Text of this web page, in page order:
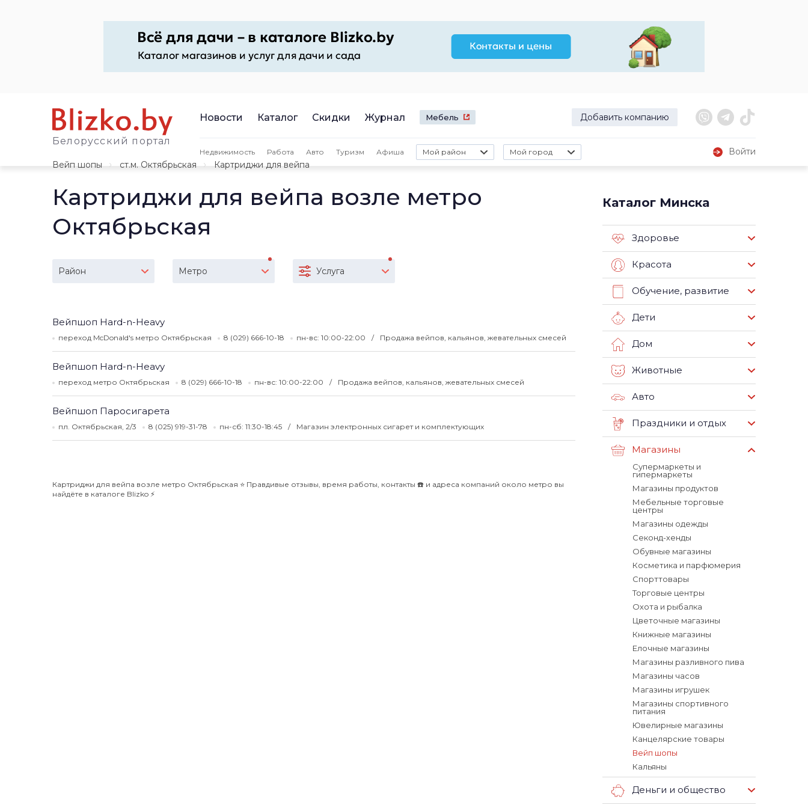
Белорусский портал
Новости Каталог Скидки Журнал Мебель Добавить компанию
Недвижимость Работа Авто Туризм Афиша Мой район Мой город
Войти
Вейп шопы
ст.м. Октябрьская Картриджи для вейпа
Картриджи для вейпа возле метро
Октябрьская
Район Метро Услуга
Вейпшоп Hard-n-Heavy
переход McDonald's метро Октябрьская 8 (029) 666-10-18 пн-вс: 10:00-22:00 Продажа вейпов, кальянов, жевательных смесей
Вейпшоп Hard-n-Heavy
переход метро Октябрьская 8 (029) 666-10-18 пн-вс: 10:00-22:00 Продажа вейпов, кальянов, жевательных смесей
Вейпшоп Паросигарета
пл. Октябрьская, 2/3 8 (025) 919-31-78 пн-сб: 11:30-18:45 Магазин электронных сигарет и комплектующих
Картриджи для вейпа возле метро Октябрьская ⭐️ Правдивые отзывы, время работы, контакты ☎️ и адреса компаний около метро вы
найдёте в каталоге Blizko ⚡️
Каталог Минска
Здоровье
Красота
Обучение, развитие
Дети
Дом
Животные
Авто
Праздники и отдых
Магазины
Супермаркеты и
гипермаркеты
Магазины продуктов
Мебельные торговые
центры
Магазины одежды
Секонд-хенды
Обувные магазины
Косметика и парфюмерия
Спорттовары
Торговые центры
Охота и рыбалка
Цветочные магазины
Книжные магазины
Елочные магазины
Магазины разливного пива
Магазины часов
Магазины игрушек
Магазины спортивного
питания
Ювелирные магазины
Канцелярские товары
Вейп шопы
Кальяны
Деньги и общество